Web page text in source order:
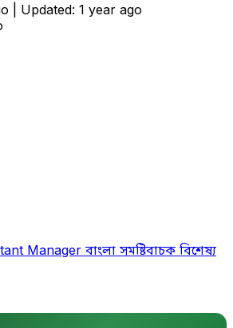
| Updated: 1 year ago
Manager বাংলা সমষ্টিবাচক বিশেষ্য